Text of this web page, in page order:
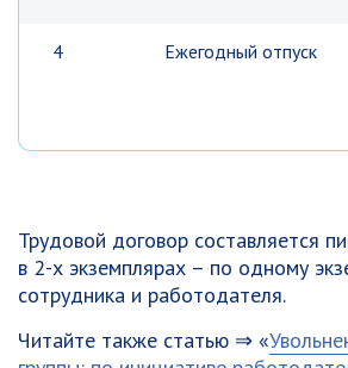
4 Ежегодный отпуск
Трудовой договор составляется
в 2-х экземплярах – по одному
сотрудника и работодателя.
Читайте также статью ⇒ «